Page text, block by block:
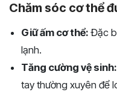
Chăm sóc cơ thể
Giữ ấm cơ thể: Đặc
lạnh.
Tăng cường vệ sinh:
tay thường xuyên để